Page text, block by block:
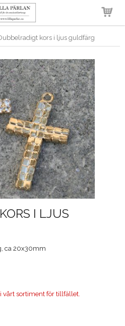
har blivit tillagd i
kors i ljus guldfärg
I LJUS
ca 20x30mm
vårt sortiment för tillfället.